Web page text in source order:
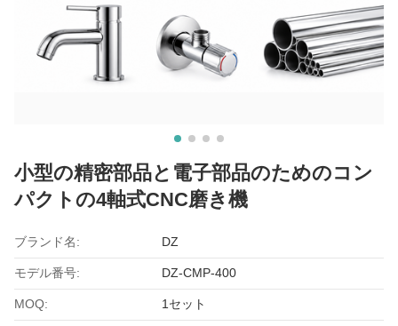
小型の精密部品と電子部品のためのコン
パクトの4軸式CNC磨き機
ブランド名: DZ
モデル番号: DZ-CMP-400
MOQ: 1セット